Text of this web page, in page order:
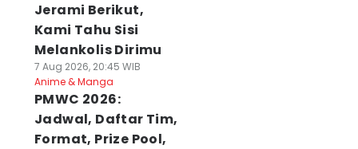
Jerami Berikut,
Kami Tahu Sisi
Melankolis Dirimu
7 Aug 2026, 20:45 WIB
Anime & Manga
PMWC 2026:
Jadwal, Daftar Tim,
Format, Prize Pool,